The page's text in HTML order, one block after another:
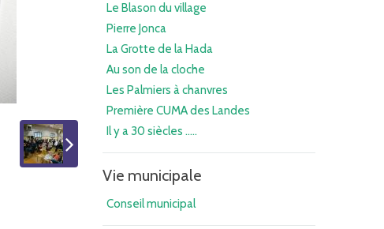
Le Blason du village
Pierre Jonca
La Grotte de la Hada
Au son de la cloche
Les Palmiers à chanvres
Première CUMA des Landes
Il y a 30 siècles .....
Vie municipale
Conseil municipal